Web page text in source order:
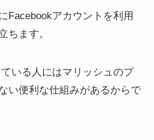
Facebookアカウントを利用
ちます。
いる人にはマリッシュのプ
い便利な仕組みがあるからで